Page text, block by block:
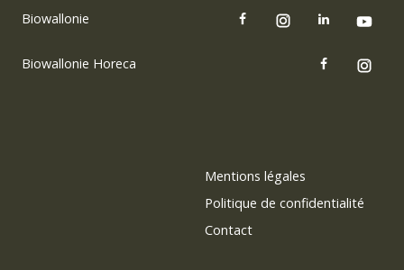
Biowallonie
Biowallonie Horeca
Mentions légales
Politique de confidentialité
Contact